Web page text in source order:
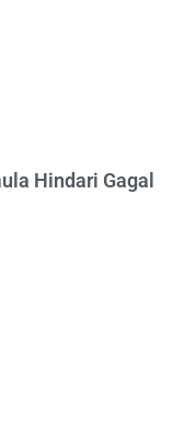
Hindari Gagal